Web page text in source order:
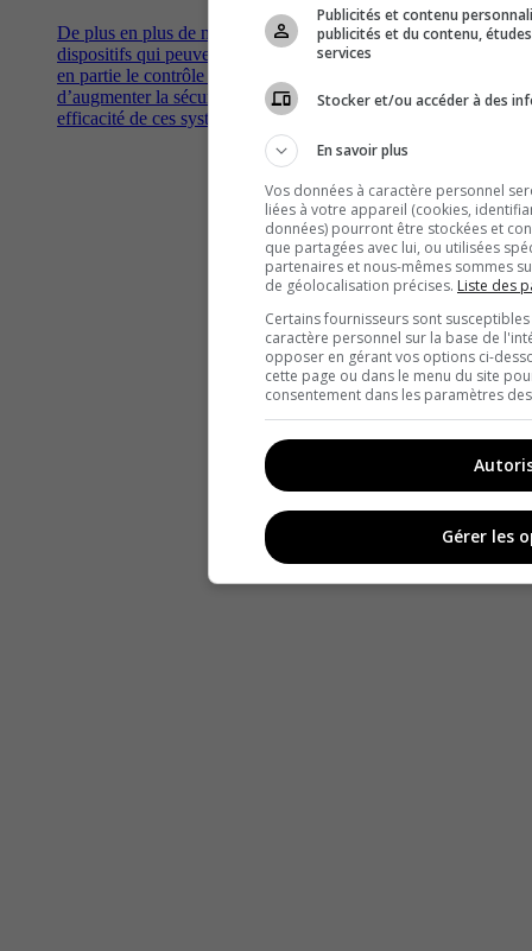
De plus en plus de nouvelles voitures sont équipées de
dispositifs qui peuvent alerter le conducteur et même prendre
en partie le contrôle à sa place, théoriquement dans le but
d’augmenter la sécurité sur les routes. Qu'en est-il de la réelle
efficacité de ces systèmes?
Publicités et contenu
publicités et du contenu,
services
Stocker et/ou accéder à des
En savoir plus
Vos données à caractère personnel
liées à votre appareil (cookies,
données) pourront être stockées et
que partagées avec lui, ou utilisées
partenaires et nous-mêmes sommes
de géolocalisation précises. Liste des
Certains fournisseurs sont
caractère personnel sur la base de
opposer en gérant vos options ci-
cette page ou dans le menu du site
consentement dans les paramètres
Gérer les